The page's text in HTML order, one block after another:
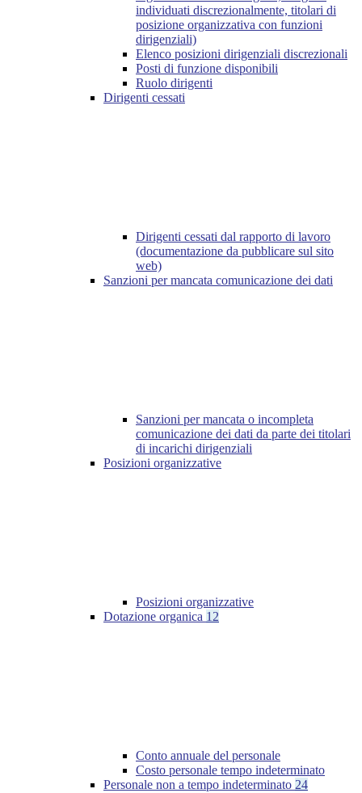
individuati discrezionalmente, titolari di
posizione organizzativa con funzioni
dirigenziali)
Elenco posizioni dirigenziali discrezionali
Posti di funzione disponibili
Ruolo dirigenti
Dirigenti cessati
Dirigenti cessati dal rapporto di lavoro
(documentazione da pubblicare sul sito
web)
Sanzioni per mancata comunicazione dei dati
Sanzioni per mancata o incompleta
comunicazione dei dati da parte dei titolari
di incarichi dirigenziali
Posizioni organizzative
Posizioni organizzative
Dotazione organica 12
Conto annuale del personale
Costo personale tempo indeterminato
Personale non a tempo indeterminato 24